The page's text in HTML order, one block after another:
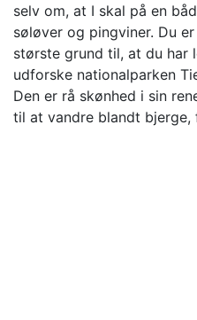
selv om, at I skal på en
søløver og pingviner. Du
største grund til, at du har
udforske nationalparken
Den er rå skønhed i sin
til at vandre blandt bjerge,